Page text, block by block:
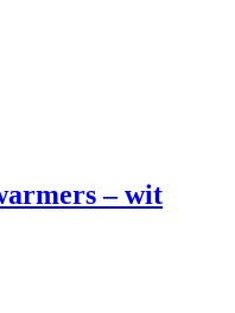
– wit